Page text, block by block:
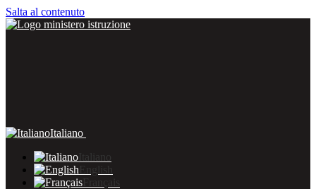
Salta al contenuto
Italiano
Italiano
English
Français